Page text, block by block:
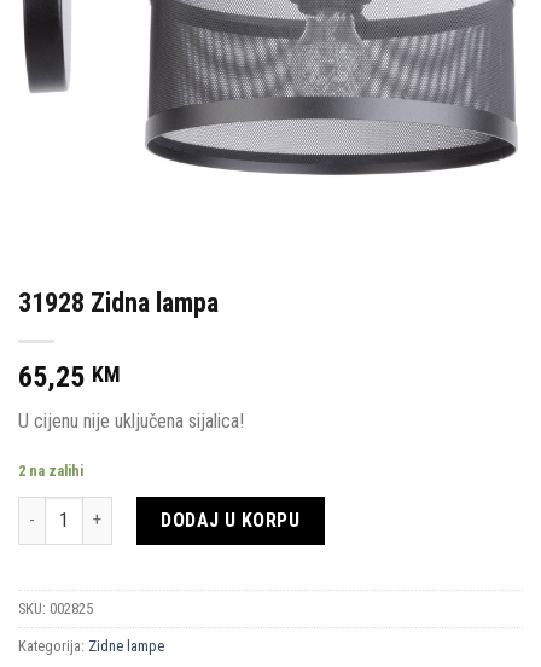
31928 Zidna lampa
65,25 KM
U cijenu nije uključena sijalica!
2 na zalihi
Količina DODAJ U KORPU
SKU: 002825
Kategorija: Zidne lampe